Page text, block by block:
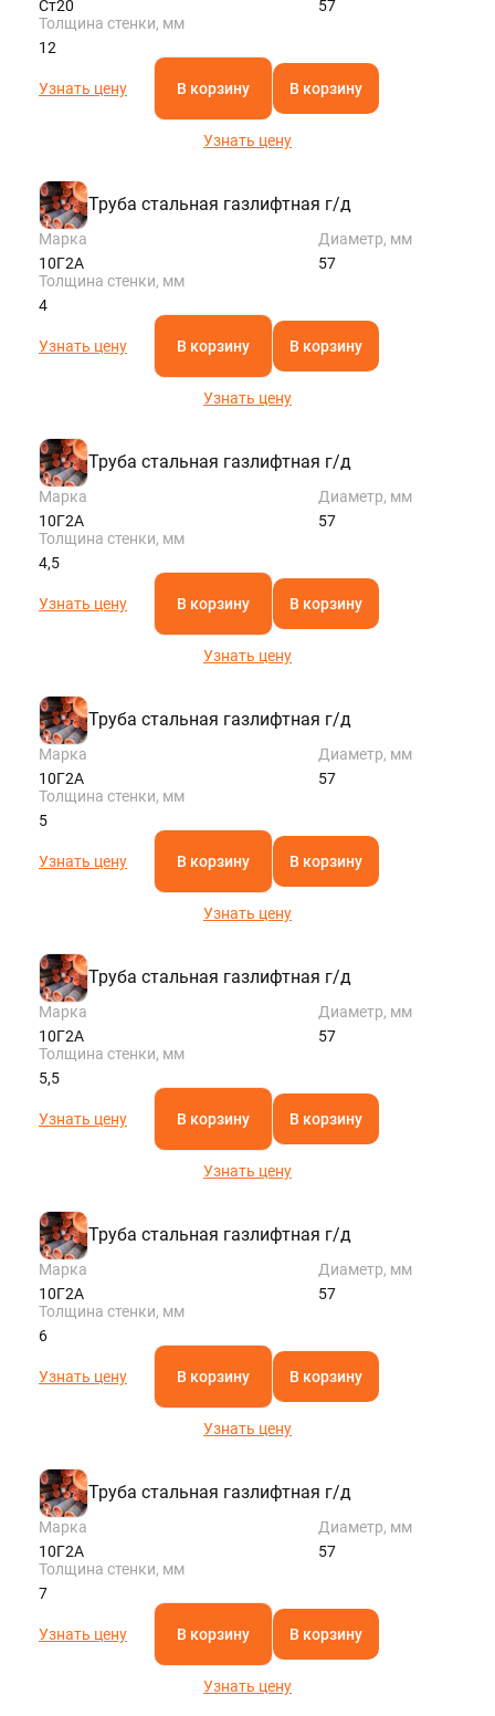
Ст20
57
Толщина стенки, мм
12
Узнать цену В корзину В корзину
Узнать цену
Труба стальная газлифтная г/д
Марка
10Г2А
Диаметр, мм
57
Толщина стенки, мм
4
Узнать цену В корзину В корзину
Узнать цену
Труба стальная газлифтная г/д
Марка
10Г2А
Диаметр, мм
57
Толщина стенки, мм
4,5
Узнать цену В корзину В корзину
Узнать цену
Труба стальная газлифтная г/д
Марка
10Г2А
Диаметр, мм
57
Толщина стенки, мм
5
Узнать цену В корзину В корзину
Узнать цену
Труба стальная газлифтная г/д
Марка
10Г2А
Диаметр, мм
57
Толщина стенки, мм
5,5
Узнать цену В корзину В корзину
Узнать цену
Труба стальная газлифтная г/д
Марка
10Г2А
Диаметр, мм
57
Толщина стенки, мм
6
Узнать цену В корзину В корзину
Узнать цену
Труба стальная газлифтная г/д
Марка
10Г2А
Диаметр, мм
57
Толщина стенки, мм
7
Узнать цену В корзину В корзину
Узнать цену